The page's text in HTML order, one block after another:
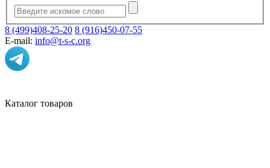
8 (499)408-25-20 8 (916)450-07-55
E-mail: info@t-s-c.org
Каталог товаров